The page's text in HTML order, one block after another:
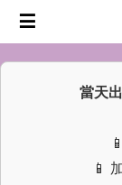
當天
📱